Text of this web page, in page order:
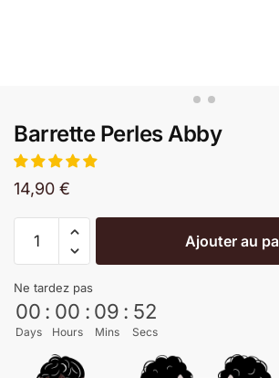
Barrette Perles Abby
14,90 €
Ajouter au
Ne tardez pas
00
Days
: 00
Hours
: 09
Mins
: 52
Secs